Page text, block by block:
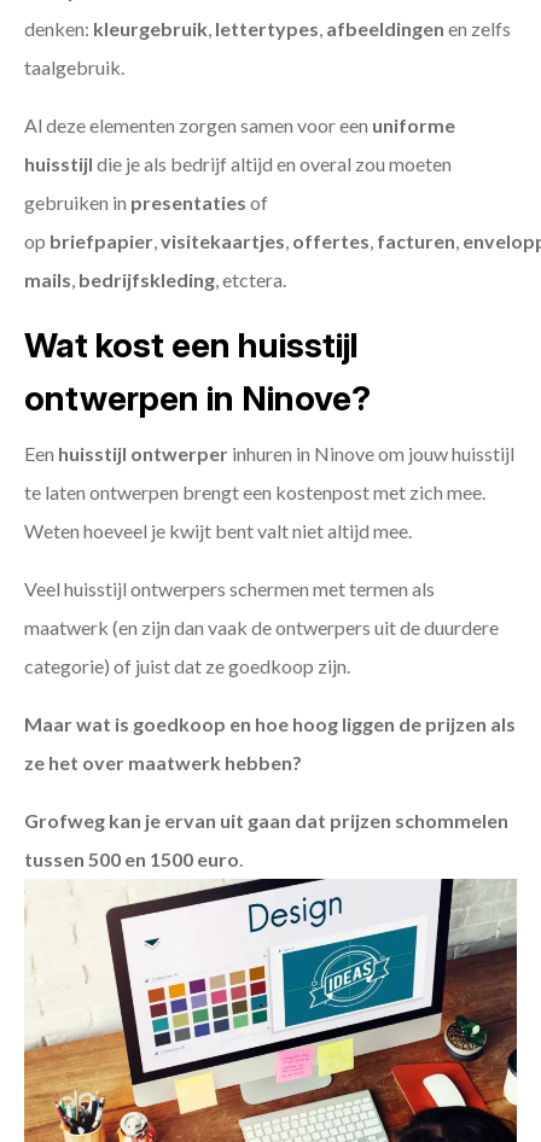
denken: kleurgebruik, lettertypes, afbeeldingen en zelfs
taalgebruik.
Al deze elementen zorgen samen voor een uniforme
huisstijl die je als bedrijf altijd en overal zou moeten
gebruiken in presentaties of
op briefpapier,visitekaartjes, offertes, facturen,
mails, bedrijfskleding, etctera.
Wat kost een huisstijl
ontwerpen in Ninove?
Een huisstijl ontwerper inhuren in Ninove om jouw huisstijl
te laten ontwerpen brengt een kostenpost met zich mee.
Weten hoeveel je kwijt bent valt niet altijd mee.
Veel huisstijl ontwerpers schermen met termen als
maatwerk (en zijn dan vaak de ontwerpers uit de duurdere
categorie) of juist dat ze goedkoop zijn.
Maar wat is goedkoop en hoe hoog liggen de prijzen als
ze het over maatwerk hebben?
Grofweg kan je ervan uit gaan dat prijzen schommelen
tussen 500 en 1500 euro.